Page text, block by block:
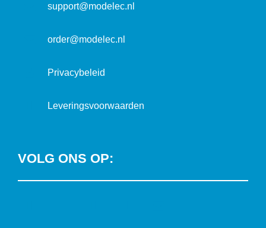
support@modelec.nl
order@modelec.nl
Privacybeleid
Leveringsvoorwaarden
VOLG ONS OP: